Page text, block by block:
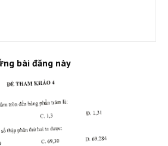
bài đăng này